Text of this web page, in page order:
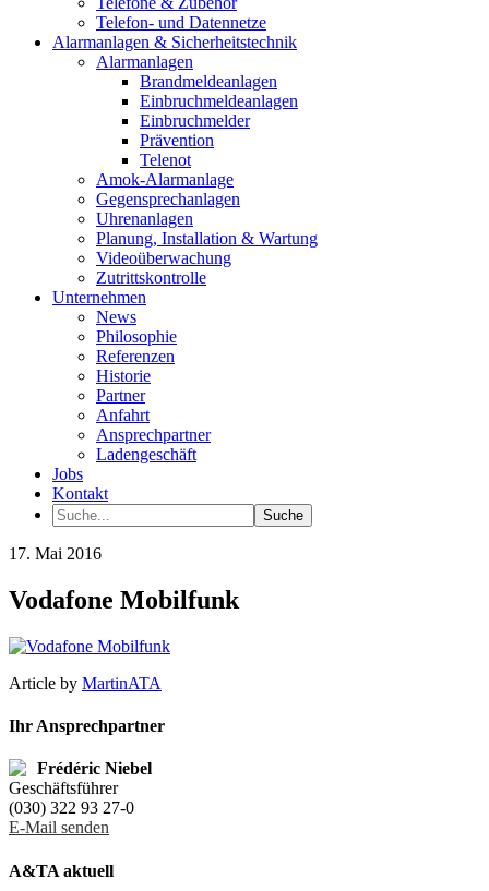
Telefon- und Datennetze
Alarmanlagen & Sicherheitstechnik
Alarmanlagen
Brandmeldeanlagen
Einbruchmeldeanlagen
Einbruchmelder
Prävention
Telenot
Amok-Alarmanlage
Gegensprechanlagen
Uhrenanlagen
Planung, Installation & Wartung
Videoüberwachung
Zutrittskontrolle
Unternehmen
News
Philosophie
Referenzen
Historie
Partner
Anfahrt
Ansprechpartner
Ladengeschäft
Jobs
Kontakt
17. Mai 2016
Vodafone Mobilfunk
Article by MartinATA
Ihr Ansprechpartner
Frédéric Niebel
Geschäftsführer
(030) 322 93 27-0
E-Mail senden
A&TA aktuell